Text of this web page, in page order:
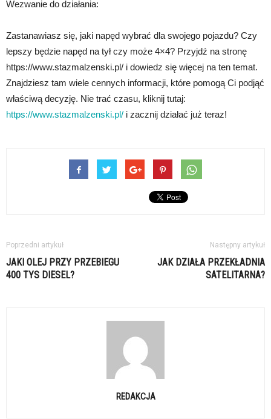
Wezwanie do działania:
Zastanawiasz się, jaki napęd wybrać dla swojego pojazdu? Czy
lepszy będzie napęd na tył czy może 4×4? Przyjdź na stronę
https://www.stazmalzenski.pl/ i dowiedz się więcej na ten temat.
Znajdziesz tam wiele cennych informacji, które pomogą Ci podjąć
właściwą decyzję. Nie trać czasu, kliknij tutaj:
https://www.stazmalzenski.pl/ i zacznij działać już teraz!
Poprzedni artykuł
JAKI OLEJ PRZY PRZEBIEGU
400 TYS DIESEL?
Następny artykuł
JAK DZIAŁA PRZEKŁADNIA
SATELITARNA?
REDAKCJA